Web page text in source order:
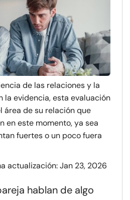
de las relaciones y la
la evidencia, esta evaluación
área de su relación que
en este momento, ya sea
fuertes o un poco fuera
actualización: Jan 23, 2026
hablan de algo